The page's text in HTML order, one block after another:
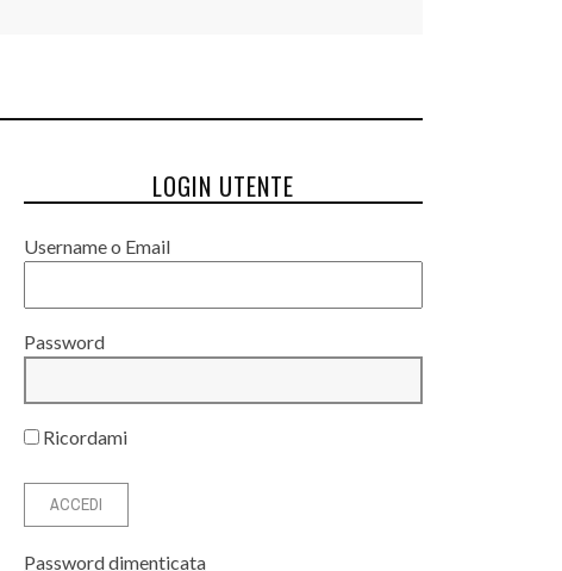
LOGIN UTENTE
Username o Email
Password
Ricordami
Password dimenticata